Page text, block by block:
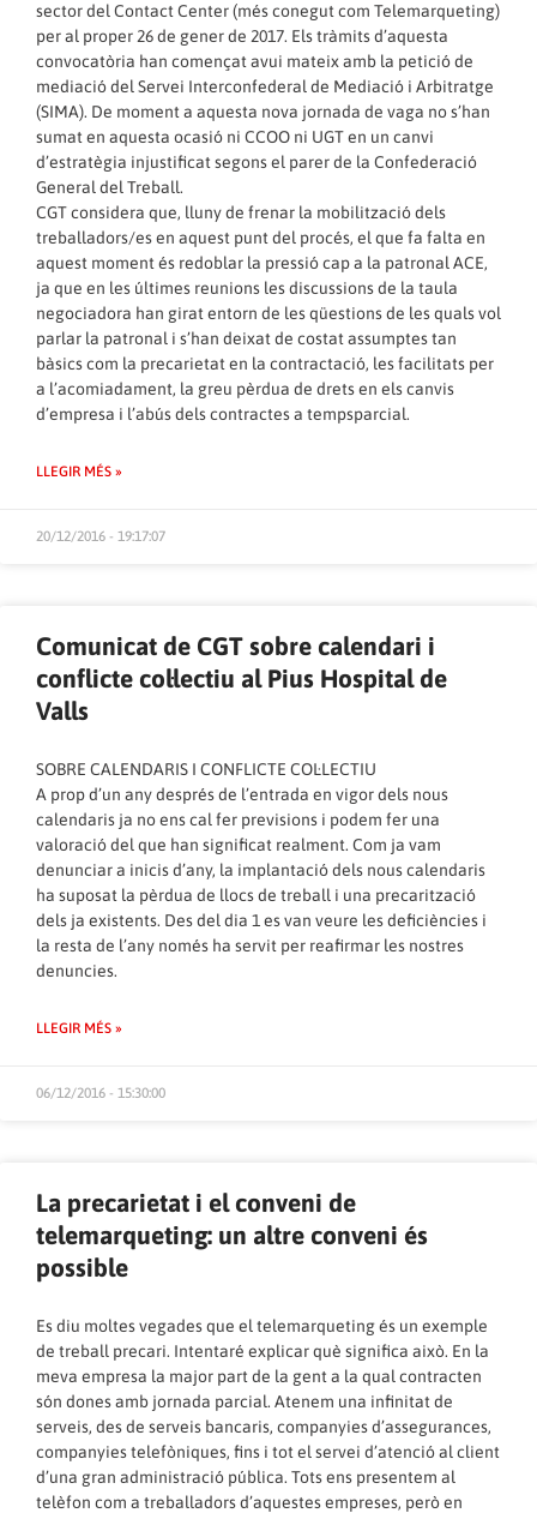
sector del Contact Center (més conegut com Telemarqueting)
per al proper 26 de gener de 2017. Els tràmits d’aquesta
convocatòria han començat avui mateix amb la petició de
mediació del Servei Interconfederal de Mediació i Arbitratge
(SIMA). De moment a aquesta nova jornada de vaga no s’han
sumat en aquesta ocasió ni CCOO ni UGT en un canvi
d’estratègia injustificat segons el parer de la Confederació
General del Treball.
CGT considera que, lluny de frenar la mobilització dels
treballadors/es en aquest punt del procés, el que fa falta en
aquest moment és redoblar la pressió cap a la patronal ACE,
ja que en les últimes reunions les discussions de la taula
negociadora han girat entorn de les qüestions de les quals vol
parlar la patronal i s’han deixat de costat assumptes tan
bàsics com la precarietat en la contractació, les facilitats per
a l’acomiadament, la greu pèrdua de drets en els canvis
d’empresa i l’abús dels contractes a tempsparcial.
LLEGIR MÉS »
20/12/2016 - 19:17:07
Comunicat de CGT sobre calendari i
conflicte col·lectiu al Pius Hospital de
Valls
SOBRE CALENDARIS I CONFLICTE COL·LECTIU
A prop d’un any després de l’entrada en vigor dels nous
calendaris ja no ens cal fer previsions i podem fer una
valoració del que han significat realment. Com ja vam
denunciar a inicis d’any, la implantació dels nous calendaris
ha suposat la pèrdua de llocs de treball i una precarització
dels ja existents. Des del dia 1 es van veure les deficiències i
la resta de l’any només ha servit per reafirmar les nostres
denuncies.
LLEGIR MÉS »
06/12/2016 - 15:30:00
La precarietat i el conveni de
telemarqueting: un altre conveni és
possible
Es diu moltes vegades que el telemarqueting és un exemple
de treball precari. Intentaré explicar què significa això. En la
meva empresa la major part de la gent a la qual contracten
són dones amb jornada parcial. Atenem una infinitat de
serveis, des de serveis bancaris, companyies d’assegurances,
companyies telefòniques, fins i tot el servei d’atenció al client
d’una gran administració pública. Tots ens presentem al
telèfon com a treballadors d’aquestes empreses, però en